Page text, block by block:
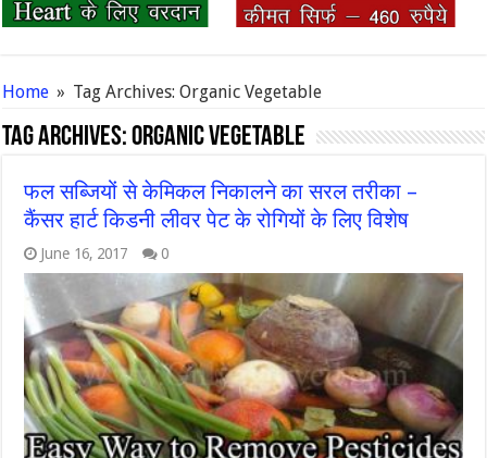
Home » Tag Archives: Organic Vegetable
Tag Archives:Organic Vegetable
फल सब्जियों से केमिकल निकालने का सरल तरीका –
कैंसर हार्ट किडनी लीवर पेट के रोगियों के लिए विशेष
June 16, 2017 0